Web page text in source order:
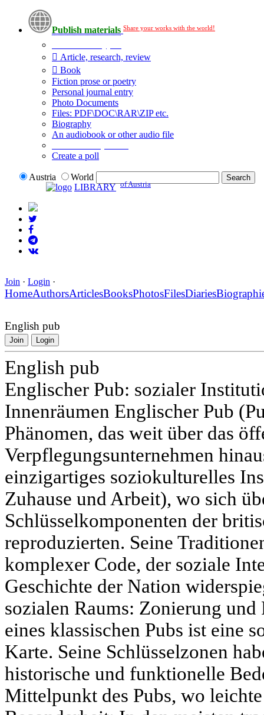
Publish materials Share your works with the world!
Article, research, review
Book
Fiction prose or poetry
Personal journal entry
Photo Documents
Files: PDF\DOC\RAR\ZIP etc.
Biography
An audiobook or other audio file
Create a poll
Austria
World
LIBRARY of Austria
Join · Login ·
HomeAuthorsArticlesBooksPhotosFilesDiaries
English pub
Join Login
English pub
Englischer Pub: sozialer
Innenräumen Englischer Pub
Phänomen, das weit über das
Verpflegungsunternehmen
einzigartiges soziokulturelles
Zuhause und Arbeit), wo sich
Schlüsselkomponenten der
reproduzierten. Seine
komplexer Code, der soziale
Geschichte der Nation
sozialen Raums: Zonierung
eines klassischen Pubs ist eine
Karte. Seine Schlüsselzonen
historische und funktionelle
Mittelpunkt des Pubs, wo